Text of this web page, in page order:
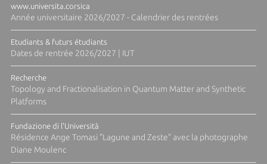
www.universita.corsica
Année universitaire 2026/2027 - Calendrier des rentrées
Etudiants & futurs étudiants
Dates de rentrée 2026/2027 | IUT
Recherche
Topology and Fractionalisation in Quantum Matter and Synthetic
Platforms
Fundazione di l'Università
Résidence Ange Tomasi "Lagune and Zeste" avec la photographe
Diane Moulenc